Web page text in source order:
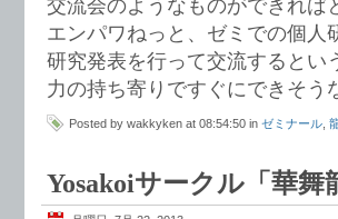
交流会のようなものができれば
エンパワねっと、ゼミでの個人
研究発表を行って交流するとい
力の持ち寄りですぐにできそう
Posted by wakkyken at 08:54:50 in ゼミナール
Yosakoiサークル「華舞